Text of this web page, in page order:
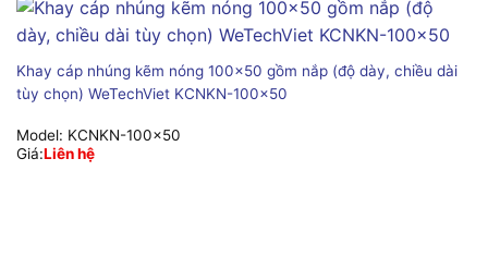
Khay cáp nhúng kẽm nóng 100×50 gồm nắp (độ dày, chiều dài
tùy chọn) WeTechViet KCNKN-100×50
Model: KCNKN-100x50
Giá:Liên hệ